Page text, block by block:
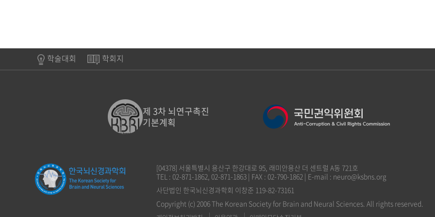
학술대회 학회지
제 3차 뇌연구촉진
기본계획
[04378] 서울특별시 용산구 한강대로 95, 래미안용산 더 센트럴 A동 721호
TEL : 02-871-1862, 02-871-1863 | FAX : 02-790-1862 | E-mail : neuro@ksbns.org
사단법인 한국뇌신경과학회 이창준 119-82-73161
Copyright (c) 2006 The Korean Society for Brain and Neural Sciences. All rights reserved.